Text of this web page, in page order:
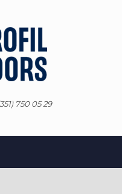
750 05 29